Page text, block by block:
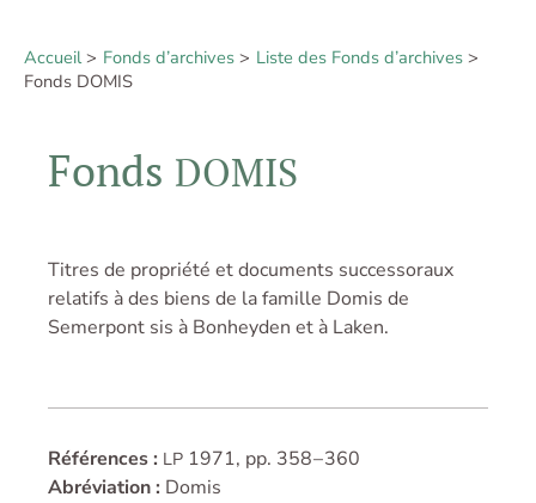
Accueil Fonds d’archives
Liste des Fonds d’archives
Fonds DOMIS
Fonds DOMIS
Titres de propriété et documents successoraux
relatifs à des biens de la famille Domis de
Semerpont sis à Bonheyden et à Laken.
Références : LP 1971, pp. 358 – 360
Abréviation : Domis